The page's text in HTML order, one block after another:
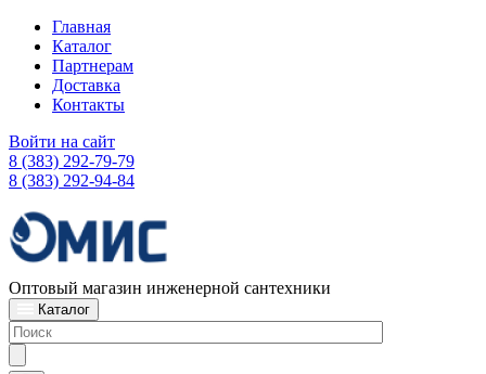
Главная
Каталог
Партнерам
Доставка
Контакты
Войти на сайт
8 (383) 292-79-79
8 (383) 292-94-84
Оптовый магазин инженерной сантехники
Каталог